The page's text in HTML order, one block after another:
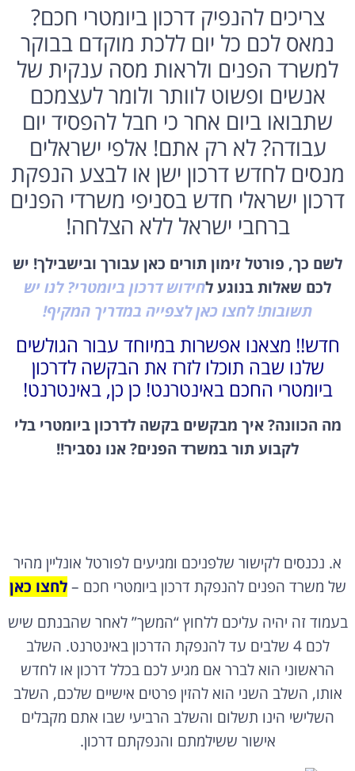
צריכים להנפיק דרכון ביומטרי חכם?
נמאס לכם כל יום ללכת מוקדם בבוקר
למשרד הפנים ולראות מסה ענקית של
אנשים ופשוט לוותר ולומר לעצמכם
שתבואו ביום אחר כי חבל להפסיד יום
עבודה? לא רק אתם! אלפי ישראלים
מנסים לחדש דרכון ישן או לבצע הנפקת
דרכון ישראלי חדש בסניפי משרדי הפנים
ברחבי ישראל ללא הצלחה!
לשם כך, פורטל זימון תורים כאן עבורך ובישבילך! יש
לכם שאלות בנוגע לחידוש דרכון ביומטרי? לנו יש
תשובות! לחצו כאן לצפייה במדריך המקיף!
חדש!! מצאנו אפשרות במיוחד עבור הגולשים
שלנו שבה תוכלו לזרז את הבקשה לדרכון
ביומטרי החכם באינטרנט! כן כן, באינטרנט!
מה הכוונה? איך מבקשים בקשה לדרכון ביומטרי בלי
לקבוע תור במשרד הפנים? אנו נסביר!!
א. נכנסים לקישור שלפניכם ומגיעים לפורטל אונליין מהיר
של משרד הפנים להנפקת דרכון ביומטרי חכם –לחצו כאן
בעמוד זה יהיה עליכם ללחוץ “המשך” לאחר שהבנתם שיש
לכם 4 שלבים עד להנפקת הדרכון באינטרנט. השלב
הראשוני הוא לברר אם מגיע לכם בכלל דרכון או לחדש
אותו, השלב השני הוא להזין פרטים אישיים שלכם, השלב
השלישי הינו תשלום והשלב הרביעי שבו אתם מקבלים
אישור ששילמתם והנפקתם דרכון.